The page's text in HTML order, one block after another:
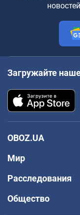
Загружайте
OBOZ.UA
Мир
Расследования
Общество